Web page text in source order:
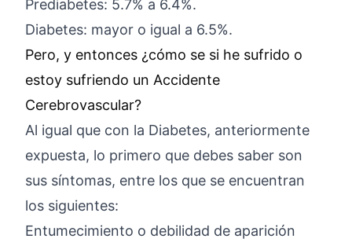
Prediabetes: 5.7% a 6.4%.
Diabetes: mayor o igual a 6.5%.
Pero, y entonces ¿cómo se si he sufrido o
estoy sufriendo un Accidente
Cerebrovascular?
Al igual que con la Diabetes, anteriormente
expuesta, lo primero que debes saber son
sus síntomas, entre los que se encuentran
los siguientes:
Entumecimiento o debilidad de aparición